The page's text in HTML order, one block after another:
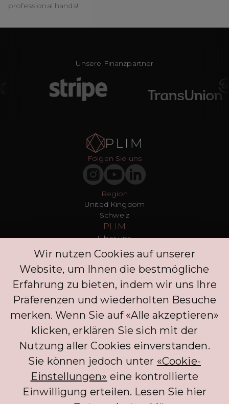
professional hands!
Unsere Finanzpartner
Region
United Kingdom
Schweiz
Folgen Sie uns
PLIM
Über uns
T&Cs
Datenschutz
Presse
Blogs
Kontakt
Kunden
FAQ
Anmelden
Entdecken Sie
Datenschutzrichtlinie
Kommentar hinterlassen
Concierge
Anmelden
Partner
Wir nutzen Cookies auf unserer
Website, um Ihnen die bestmögliche
Erfahrung zu bieten, indem wir uns Ihre
Präferenzen und wiederholten Besuche
merken. Wenn Sie auf «Alle akzeptieren»
klicken, erklären Sie sich mit der
Nutzung aller Cookies einverstanden.
Sie können jedoch unter «Cookie-
Einstellungen» eine kontrollierte
Einwilligung erteilen. Lesen Sie hier